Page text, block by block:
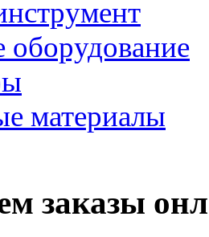
оборудование
материалы
заказы